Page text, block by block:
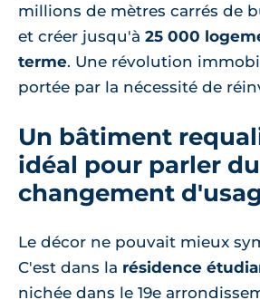
millions de mètres carrés de
et créer jusqu'à 25 000
terme. Une révolution
portée par la nécessité de
Un bâtiment
idéal pour parler du
changement
Le décor ne pouvait mieux
C'est dans la résidence
nichée dans le 19e